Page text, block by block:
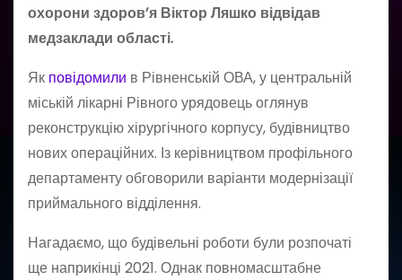
охорони здоров’я Віктор Ляшко відвідав
медзаклади області.
Як повідомили в Рівненській ОВА, у центральній
міській лікарні Рівного урядовець оглянув
реконструкцію хірургічного корпусу, будівництво
нових операційних. Із керівництвом профільного
департаменту обговорили варіанти модернізації
приймального відділення.
Нагадаємо, що будівельні роботи були розпочаті
ще наприкінці 2021. Однак повномасштабне